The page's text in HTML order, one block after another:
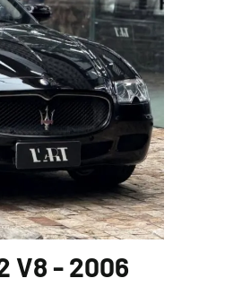
V8 - 2006